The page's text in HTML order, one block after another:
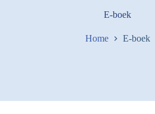
E-boek
Home E-boek